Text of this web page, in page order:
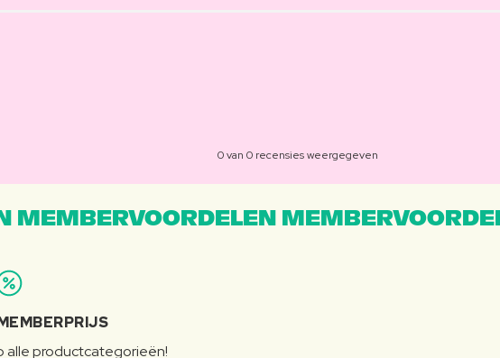
0 van 0 recensies weergegeven
MEMBERVOORDELEN
alle productcategorieën!